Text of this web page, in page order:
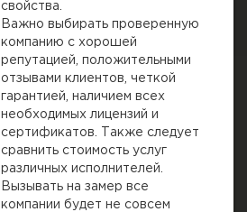
свойства.
Важно выбирать проверенную
компанию с хорошей
репутацией, положительными
отзывами клиентов, четкой
гарантией, наличием всех
необходимых лицензий и
сертификатов. Также следует
сравнить стоимость услуг
различных исполнителей.
Вызывать на замер все
компании будет не совсем